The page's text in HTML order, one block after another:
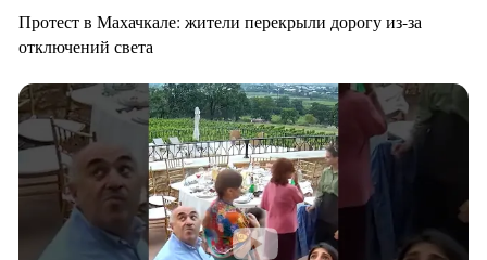
Протест в Махачкале: жители перекрыли дорогу из-за
отключений света